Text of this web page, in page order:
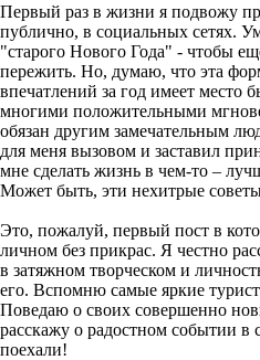
Первый раз в жизни я подвожу
публично, в социальных сетях.
"старого Нового Года" - чтобы
пережить. Но, думаю, что эта
впечатлений за год имеет место
многими положительными
обязан другим замечательным
для меня вызовом и заставил
мне сделать жизнь в чем-то –
Может быть, эти нехитрые
Это, пожалуй, первый пост в
личном без прикрас. Я честно
в затяжном творческом и
его. Вспомню самые яркие
Поведаю о своих совершенно
расскажу о радостном событии
поехали!